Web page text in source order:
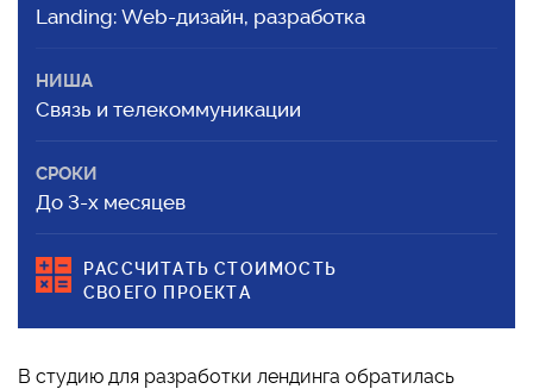
В студию для разработки лендинга обратилась
Landing: Web-дизайн, разработка
НИША
Cвязь и телекоммуникации
СРОКИ
До 3-х месяцев
РАССЧИТАТЬ СТОИМОСТЬ
СВОЕГО ПРОЕКТА